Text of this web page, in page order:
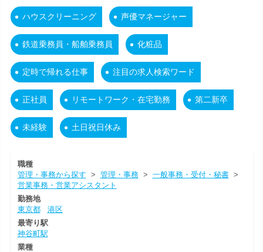
ハウスクリーニング 声優マネージャー
鉄道乗務員・船舶乗務員 化粧品
定時で帰れる仕事 注目の求人検索ワード
正社員 リモートワーク・在宅勤務 第二新卒
未経験 土日祝日休み
職種
管理・事務から探す > 管理・事務> 一般事務・受付・秘書>
営業事務・営業アシスタント
勤務地
東京都
港区
最寄り駅
神谷町駅
業種